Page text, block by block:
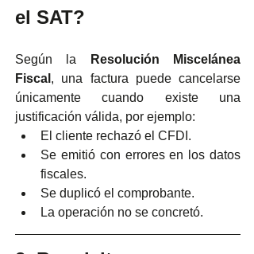
el SAT?
Según la
Resolución Miscelánea
Fiscal , una factura puede cancelarse
únicamente cuando existe una
justificación válida, por ejemplo:
El cliente rechazó el CFDI.
Se emitió con errores en los datos
fiscales.
Se duplicó el comprobante.
La operación no se concretó.